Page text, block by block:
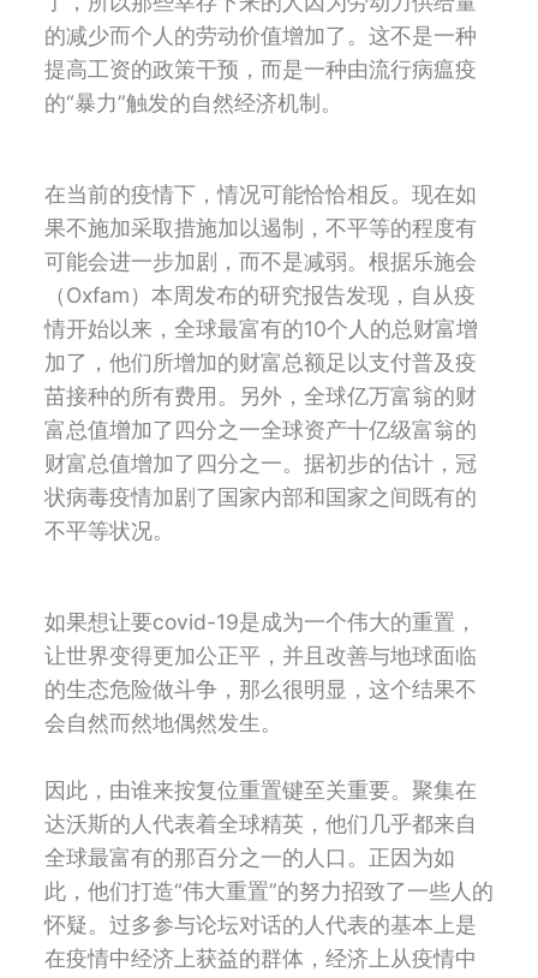
的减少而个人的劳动价值增加了。这不是一种
提高工资的政策干预，而是一种由流行病瘟疫
的“暴力”触发的自然经济机制。
在当前的疫情下，情况可能恰恰相反。现在如
果不施加采取措施加以遏制，不平等的程度有
可能会进一步加剧，而不是减弱。根据乐施会
（Oxfam）本周发布的研究报告发现，自从疫
情开始以来，全球最富有的10个人的总财富增
加了，他们所增加的财富总额足以支付普及疫
苗接种的所有费用。另外，全球亿万富翁的财
富总值增加了四分之一全球资产十亿级富翁的
财富总值增加了四分之一。据初步的估计，冠
状病毒疫情加剧了国家内部和国家之间既有的
不平等状况。
如果想让要covid-19是成为一个伟大的重置，
让世界变得更加公正平，并且改善与地球面临
的生态危险做斗争，那么很明显，这个结果不
会自然而然地偶然发生。
因此，由谁来按复位重置键至关重要。聚集在
达沃斯的人代表着全球精英，他们几乎都来自
全球最富有的那百分之一的人口。正因为如
此，他们打造“伟大重置”的努力招致了一些人的
怀疑。 过多参与论坛对话的人代表的基本上是
在疫情中经济上获益的群体，经济上从疫情中